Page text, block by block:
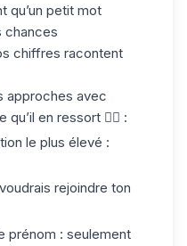
qu’un petit mot
chances
chiffres racontent
approches avec
en ressort 👇🏻 :
le plus élevé :
rejoindre ton
prénom : seulement